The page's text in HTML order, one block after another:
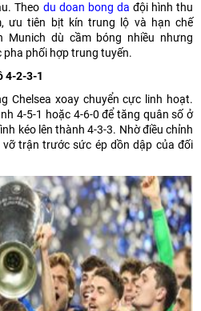
Theo du doan bong da đội hình thu
ưu tiên bịt kín trung lộ và hạn chế
Munich dù cầm bóng nhiều nhưng
pha phối hợp trung tuyến.
4-2-3-1
Chelsea xoay chuyển cực linh hoạt.
4-5-1 hoặc 4-6-0 để tăng quân số ở
kéo lên thành 4-3-3. Nhờ điều chỉnh
vỡ trận trước sức ép dồn dập của đối